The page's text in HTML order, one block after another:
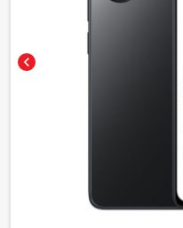
chevron_left